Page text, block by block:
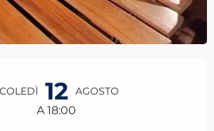
12 AGOSTO
A 18:00